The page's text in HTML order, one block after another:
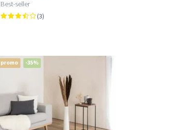
Best-seller
(3)
promo -35%